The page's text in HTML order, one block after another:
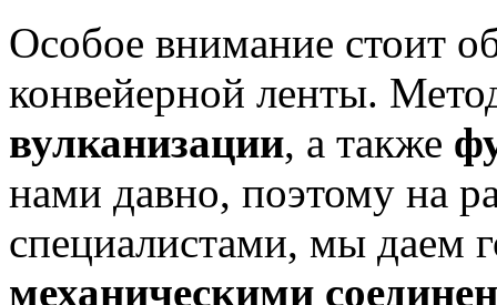
Особое внимание стоит
конвейерной ленты.
вулканизации, а также
нами давно, поэтому на
специалистами, мы даем
механическими